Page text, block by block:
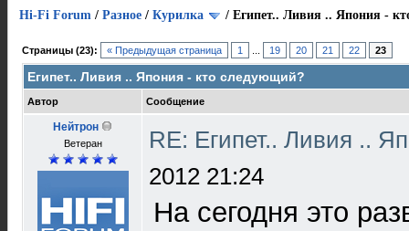
Hi-Fi Forum / Разное / Курилка / Египет.. Ливия .. Япония -
Страницы (23): « Предыдущая страница 1 19 20 21 22 23
Египет.. Ливия .. Япония - кто следующий?
Автор Сообщение
Нейтрон
Ветеран
RE: Египет.. Ливия ..
2012 21:24
На сегодня это